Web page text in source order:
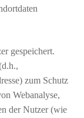
gespeichert.
zum Schutz
Webanalyse,
der Nutzer (wie